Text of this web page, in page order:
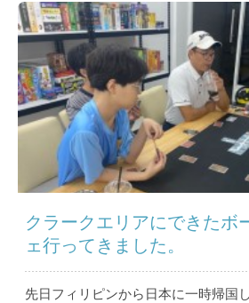
クラークエリアにできたボ
ェ行ってきました。
先日フィリピンから日本に一時帰国